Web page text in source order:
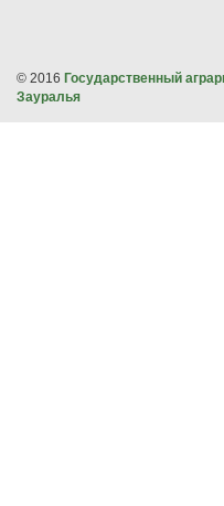
© 2016 Государственный
Зауралья